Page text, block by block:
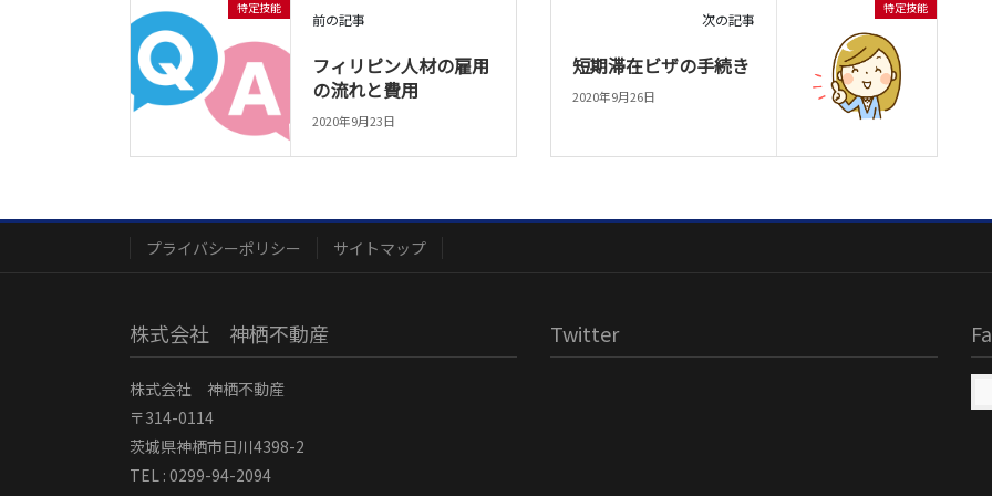
特定技能
前の記事
フィリピン人材の雇用
の流れと費用
2020年9月23日
特定技能
次の記事
短期滞在ビザの手続き
2020年9月26日
プライバシーポリシー サイトマップ
株式会社 神栖不動産
株式会社 神栖不動産
〒314-0114
茨城県神栖市日川4398-2
TEL : 0299-94-2094
Twitter